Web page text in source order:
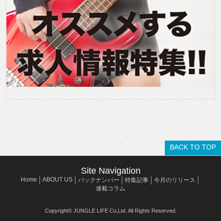
BACK TO TOP
Site Navigation
Home ABOUT US バックナンバー 特集記事
今月のリリース
連載コラム
Copyright© JUNGLE LIFE Co,Ltd. All Rights Reserved.